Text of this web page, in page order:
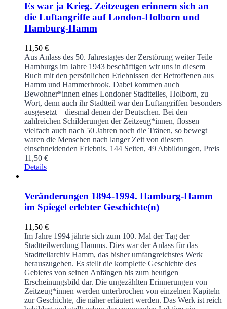
Es war ja Krieg. Zeitzeugen erinnern sich an
die Luftangriffe auf London-Holborn und
Hamburg-Hamm
11,50 €
Aus Anlass des 50. Jahrestages der Zerstörung weiter Teile
Hamburgs im Jahre 1943 beschäftigen wir uns in diesem
Buch mit den persönlichen Erlebnissen der Betroffenen aus
Hamm und Hammerbrook. Dabei kommen auch
Bewohner*innen eines Londoner Stadtteiles, Holborn, zu
Wort, denn auch ihr Stadtteil war den Luftangriffen besonders
ausgesetzt – diesmal denen der Deutschen. Bei den
zahlreichen Schilderungen der Zeitzeug*innen, flossen
vielfach auch nach 50 Jahren noch die Tränen, so bewegt
waren die Menschen nach langer Zeit von diesem
einschneidenden Erlebnis. 144 Seiten, 49 Abbildungen, Preis
11,50 €
Details
Veränderungen 1894-1994. Hamburg-Hamm
im Spiegel erlebter Geschichte(n)
11,50 €
Im Jahre 1994 jährte sich zum 100. Mal der Tag der
Stadtteilwerdung Hamms. Dies war der Anlass für das
Stadtteilarchiv Hamm, das bisher umfangreichstes Werk
herauszugeben. Es stellt die komplette Geschichte des
Gebietes von seinen Anfängen bis zum heutigen
Erscheinungsbild dar. Die ungezählten Erinnerungen von
Zeitzeug*innen werden unterbrochen von einzelnen Kapiteln
zur Geschichte, die näher erläutert werden. Das Werk ist reich